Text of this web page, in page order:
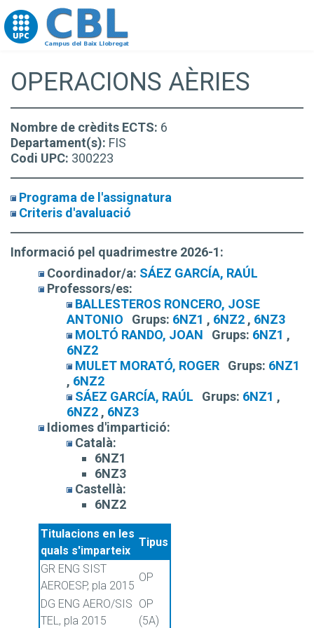
Go to upc.edu
OPERACIONS AÈRIES
Nombre de crèdits ECTS: 6
Departament(s): FIS
Codi UPC: 300223
Programa de l'assignatura
Criteris d'avaluació
Informació pel quadrimestre 2026-1:
Coordinador/a: SÁEZ GARCÍA, RAÚL
Professors/es:
BALLESTEROS RONCERO, JOSE
ANTONIO
Grups: 6NZ1 , 6NZ2 , 6NZ3
MOLTÓ RANDO, JOAN
Grups: 6NZ1 ,
6NZ2
MULET MORATÓ, ROGER
Grups: 6NZ1
, 6NZ2
SÁEZ GARCÍA, RAÚL
Grups: 6NZ1 ,
6NZ2 , 6NZ3
Idiomes d'impartició:
Català:
6NZ1
6NZ3
Castellà:
6NZ2
Titulacions en les
quals s'imparteix
Tipus
GR ENG SIST
AEROESP, pla 2015
OP
DG ENG AERO/SIS
TEL, pla 2015
OP
(5A)